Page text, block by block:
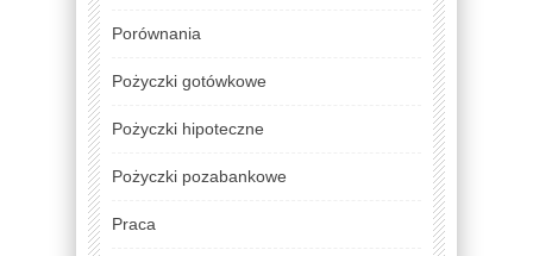
Porównania
Pożyczki gotówkowe
Pożyczki hipoteczne
Pożyczki pozabankowe
Praca